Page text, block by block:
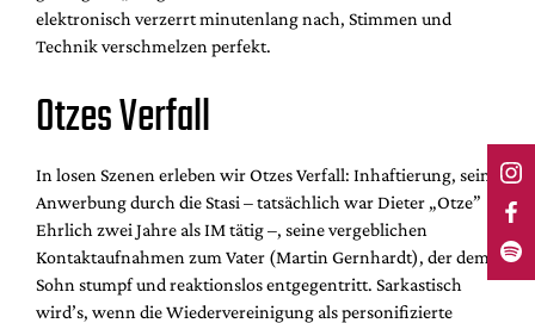
elektronisch verzerrt minutenlang nach, Stimmen und
Technik verschmelzen perfekt.
Otzes Verfall
In losen Szenen erleben wir Otzes Verfall: Inhaftierung, seine
Anwerbung durch die Stasi – tatsächlich war Dieter „Otze”
Ehrlich zwei Jahre als IM tätig –, seine vergeblichen
Kontaktaufnahmen zum Vater (Martin Gernhardt), der dem
Sohn stumpf und reaktionslos entgegentritt. Sarkastisch
wird’s, wenn die Wiedervereinigung als personifizierte